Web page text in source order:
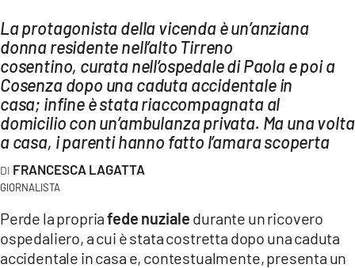
LACPLAY.IT
LACTV.IT
LACONAIR.IT
LACITYMAG.IT
ILREGGINO.IT
COSENZACHANNEL.IT
CATANZAROCHANNEL.IT
LACAPITALENEWS.IT
La protagonista della vicenda è un’anziana
donna residente nell’alto Tirreno
cosentino, curata nell’ospedale di Paola e poi a
Cosenza dopo una caduta accidentale in
casa; infine è stata riaccompagnata al
domicilio con un’ambulanza privata. Ma una volta
a casa, i parenti hanno fatto l’amara scoperta
FRANCESCA LAGATTA
GIORNALISTA
Perde la propriafede nuziale durante un ricovero
ospedaliero, a cui è stata costretta dopo una caduta
accidentale in casa e, contestualmente, presenta un